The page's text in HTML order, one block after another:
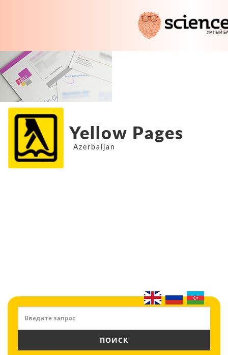
Yellow Pages
Azerbaijan
ПОИСК